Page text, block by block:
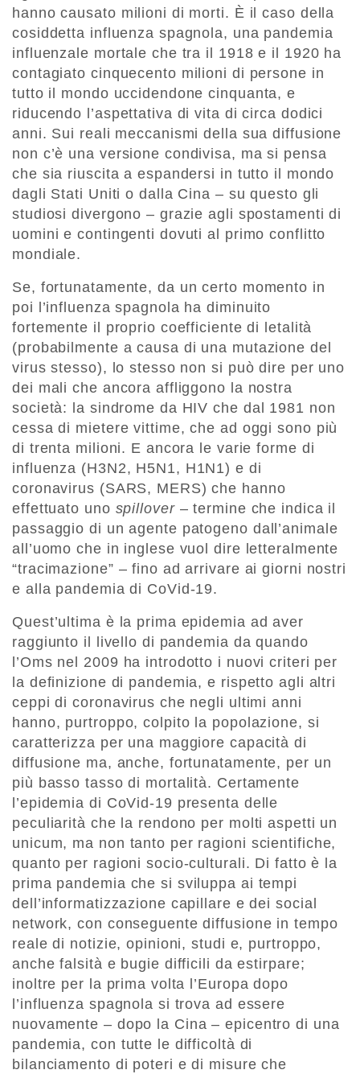
hanno causato milioni di morti. È il caso della
cosiddetta influenza spagnola, una pandemia
influenzale mortale che tra il 1918 e il 1920 ha
contagiato cinquecento milioni di persone in
tutto il mondo uccidendone cinquanta, e
riducendo l’aspettativa di vita di circa dodici
anni. Sui reali meccanismi della sua diffusione
non c’è una versione condivisa, ma si pensa
che sia riuscita a espandersi in tutto il mondo
dagli Stati Uniti o dalla Cina – su questo gli
studiosi divergono – grazie agli spostamenti di
uomini e contingenti dovuti al primo conflitto
mondiale.
Se, fortunatamente, da un certo momento in
poi l’influenza spagnola ha diminuito
fortemente il proprio coefficiente di letalità
(probabilmente a causa di una mutazione del
virus stesso), lo stesso non si può dire per uno
dei mali che ancora affliggono la nostra
società: la sindrome da HIV che dal 1981 non
cessa di mietere vittime, che ad oggi sono più
di trenta milioni. E ancora le varie forme di
influenza (H3N2, H5N1, H1N1) e di
coronavirus (SARS, MERS) che hanno
effettuato uno spillover– termine che indica il
passaggio di un agente patogeno dall’animale
all’uomo che in inglese vuol dire letteralmente
“tracimazione” – fino ad arrivare ai giorni nostri
e alla pandemia di CoVid-19.
Quest’ultima è la prima epidemia ad aver
raggiunto il livello di pandemia da quando
l’Oms nel 2009 ha introdotto i nuovi criteri per
la definizione di pandemia, e rispetto agli altri
ceppi di coronavirus che negli ultimi anni
hanno, purtroppo, colpito la popolazione, si
caratterizza per una maggiore capacità di
diffusione ma, anche, fortunatamente, per un
più basso tasso di mortalità. Certamente
l’epidemia di CoVid-19 presenta delle
peculiarità che la rendono per molti aspetti un
unicum, ma non tanto per ragioni scientifiche,
quanto per ragioni socio-culturali. Di fatto è la
prima pandemia che si sviluppa ai tempi
dell’informatizzazione capillare e dei social
network, con conseguente diffusione in tempo
reale di notizie, opinioni, studi e, purtroppo,
anche falsità e bugie difficili da estirpare;
inoltre per la prima volta l’Europa dopo
l’influenza spagnola si trova ad essere
nuovamente – dopo la Cina – epicentro di una
pandemia, con tutte le difficoltà di
bilanciamento di poteri e di misure che